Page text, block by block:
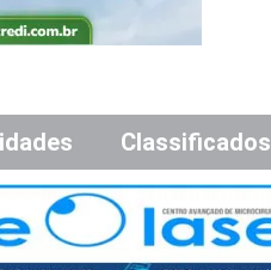
Classificados